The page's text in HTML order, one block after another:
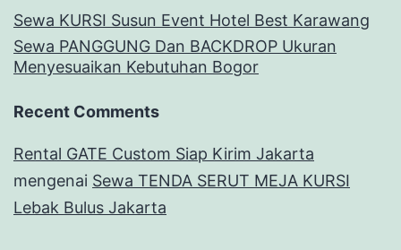
Sewa KURSI Susun Event Hotel Best Karawang
Sewa PANGGUNG Dan BACKDROP Ukuran
Menyesuaikan Kebutuhan Bogor
Recent Comments
Rental GATE Custom Siap Kirim Jakarta
mengenai Sewa TENDA SERUT MEJA KURSI
Lebak Bulus Jakarta